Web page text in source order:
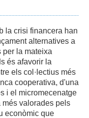
la crisi financera han
alternatives a
per la mateixa
és afavorir la
els col·lectius més
cooperativa, d'una
i el micromecenatge
valorades pels
econòmic que